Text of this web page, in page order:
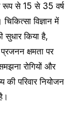
रूप से 15 से 35 वर्ष
विज्ञान में
सुधार किया है,
क्षमता पर
रोगियों और
परिवार नियोजन